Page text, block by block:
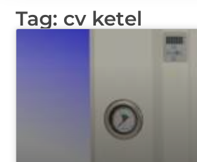
Tag: cv ketel